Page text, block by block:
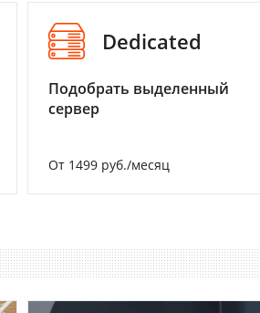
Dedicated
Подобрать выделенный
сервер
От 1499 руб./месяц